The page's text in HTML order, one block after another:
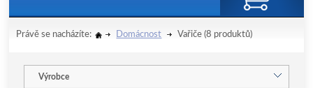
Právě se nacházíte: Domácnost Vařiče (8 produktů)
Výrobce